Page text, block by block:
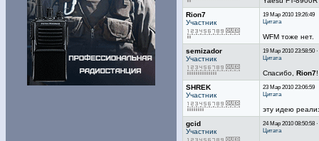
Rion7
Участник
19 Мар 2010 19:26:49
Цитата
WFM тоже нет.
semizador
Участник
19 Мар 2010 23:58:50
Цитата
Спасибо, Rion7
SHREK
Участник
23 Мар 2010 23:06:59
Цитата
эту идею
gcid
Участник
24 Мар 2010 08:50:58
Цитата